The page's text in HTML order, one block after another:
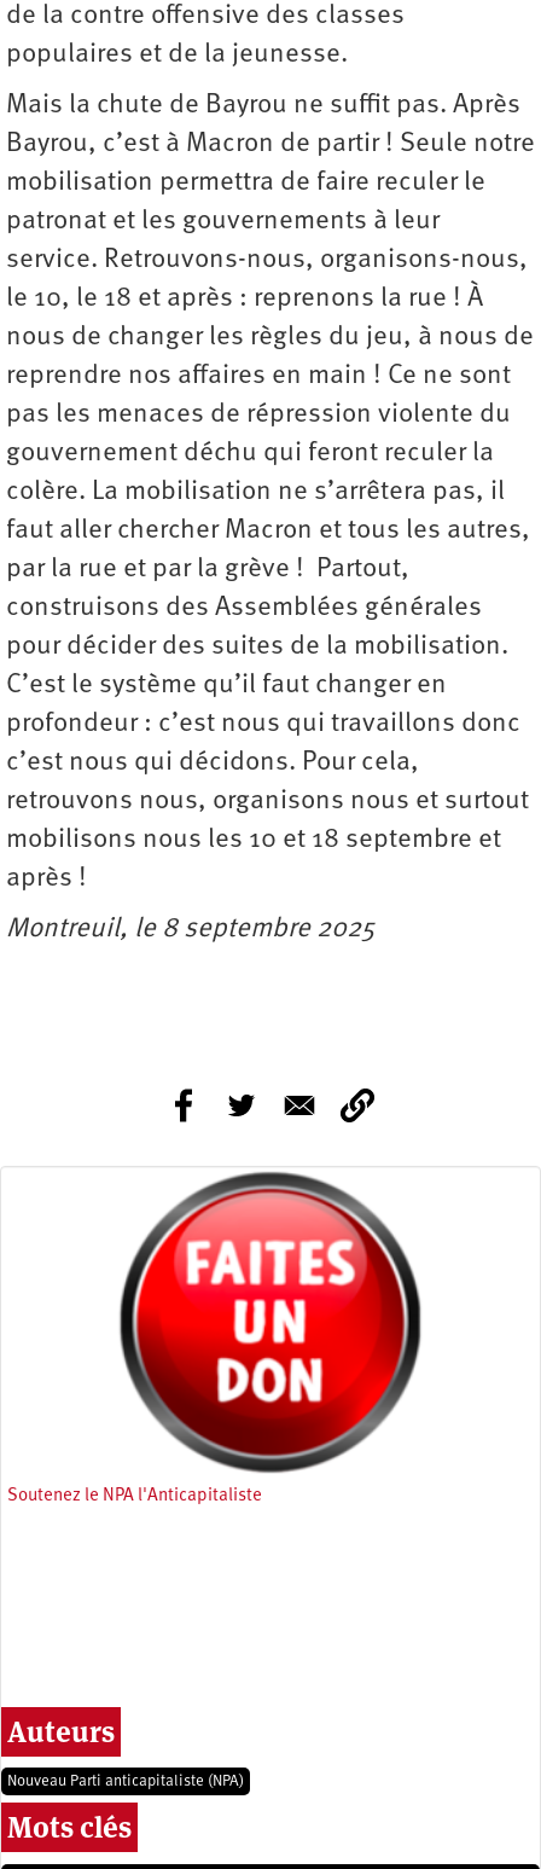
de la contre offensive des classes
populaires et de la jeunesse.
Mais la chute de Bayrou ne suffit pas. Après
Bayrou, c’est à Macron de partir ! Seule notre
mobilisation permettra de faire reculer le
patronat et les gouvernements à leur
service. Retrouvons-nous, organisons-nous,
le 10, le 18 et après : reprenons la rue ! À
nous de changer les règles du jeu, à nous de
reprendre nos affaires en main ! Ce ne sont
pas les menaces de répression violente du
gouvernement déchu qui feront reculer la
colère. La mobilisation ne s’arrêtera pas, il
faut aller chercher Macron et tous les autres,
par la rue et par la grève ! Partout,
construisons des Assemblées générales
pour décider des suites de la mobilisation.
C’est le système qu’il faut changer en
profondeur : c’est nous qui travaillons donc
c’est nous qui décidons. Pour cela,
retrouvons nous, organisons nous et surtout
mobilisons nous les 10 et 18 septembre et
après !
Montreuil, le 8 septembre 2025
Soutenez le NPA l'Anticapitaliste
Auteurs
Nouveau Parti anticapitaliste (NPA)
Mots clés